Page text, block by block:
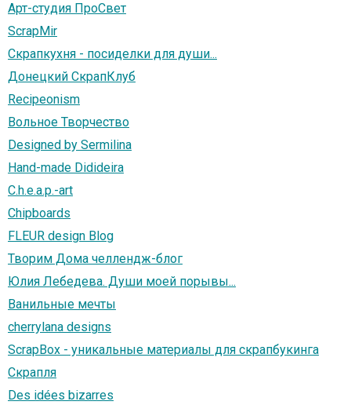
Арт-студия ПроСвет
ScrapMir
Скрапкухня - посиделки для души...
Донецкий СкрапКлуб
Recipeonism
Вольное Творчество
Designed by Sermilina
Hand-made Didideira
C.h.e.a.p.-art
Chipboards
FLEUR design Blog
Творим Дома челлендж-блог
Юлия Лебедева. Души моей порывы...
Ванильные мечты
cherrylana designs
ScrapBox - уникальные материалы для скрапбукинга
Скрапля
Des idées bizarres